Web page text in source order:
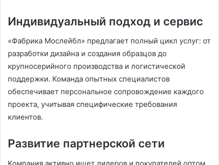
Индивидуальный подход и сервис
«Фабрика Мослейбл» предлагает полный цикл услуг: от
разработки дизайна и создания образцов до
крупносерийного производства и логистической
поддержки. Команда опытных специалистов
обеспечивает персональное сопровождение каждого
проекта, учитывая специфические требования
клиентов.
Развитие партнерской сети